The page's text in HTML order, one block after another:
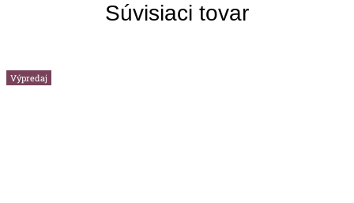
Súvisiaci tovar
Výpredaj